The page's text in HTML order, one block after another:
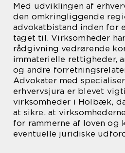
Med udviklingen af
den omkringliggende
advokatbistand inden for
taget til. Virksomheder
rådgivning vedrørende
immaterielle rettigheder,
og andre
Advokater med
erhvervsjura er blevet
virksomheder i Holbæk,
at sikre, at
for rammerne af loven og
eventuelle juridiske